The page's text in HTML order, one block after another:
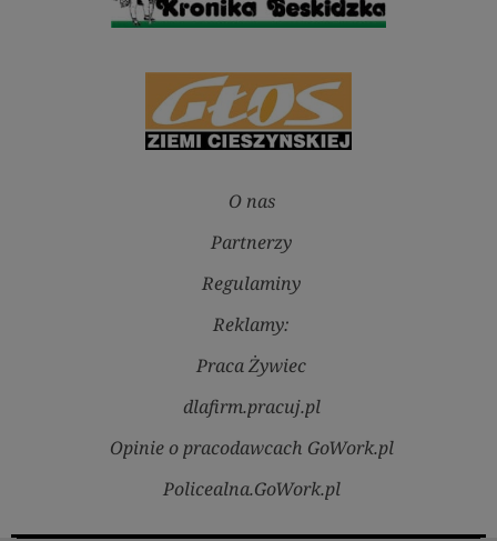
O nas
Partnerzy
Regulaminy
Reklamy:
Praca Żywiec
dlafirm.pracuj.pl
Opinie o pracodawcach GoWork.pl
Policealna.GoWork.pl